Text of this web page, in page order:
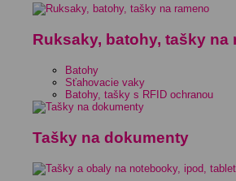
Ruksaky, batohy, tašky na
Batohy
Sťahovacie vaky
Batohy, tašky s RFID ochranou
Tašky na dokumenty